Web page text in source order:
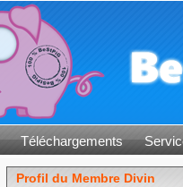
Téléchargements
Profil du Membre Divin